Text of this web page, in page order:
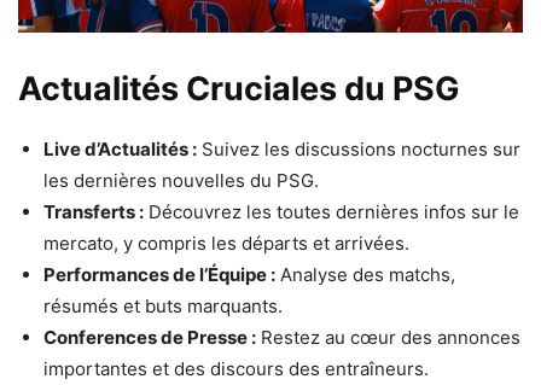
Actualités Cruciales du PSG
Live d’Actualités : Suivez les discussions nocturnes sur
les dernières nouvelles du PSG.
Transferts : Découvrez les toutes dernières infos sur le
mercato, y compris les départs et arrivées.
Performances de l’Équipe : Analyse des matchs,
résumés et buts marquants.
Conferences de Presse : Restez au cœur des annonces
importantes et des discours des entraîneurs.